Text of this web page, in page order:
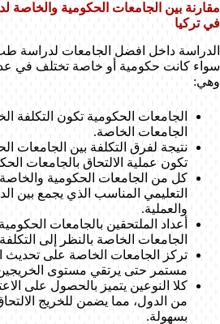
مقارنة بين الجامعات الحكومية والخاصة
في تركيا
الدراسة داخل افضل الجامعات لدراسة
سواء كانت حكومية أو خاصة تختلف في
وهي:
الجامعات الحكومية تكون التكلفة
الجامعات الخاصة.
نتيجة لفرق التكلفة بين الجامعات
تكون عملية الالتحاق بالجامعات
كل من الجامعات الحكومية والخاصة
التعليمي المناسب الذي يجمع بين
والعملية.
أعداد الملتحقين بالجامعات
الجامعات الخاصة بالنظر إلى
تركز الجامعات الخاصة على تحديث
مستمر حتى يرتقي مستوى الخريجين
كلا النوعين يتميز بالحصول على
من الدول، مما يضمن للخريج
بسهولة.